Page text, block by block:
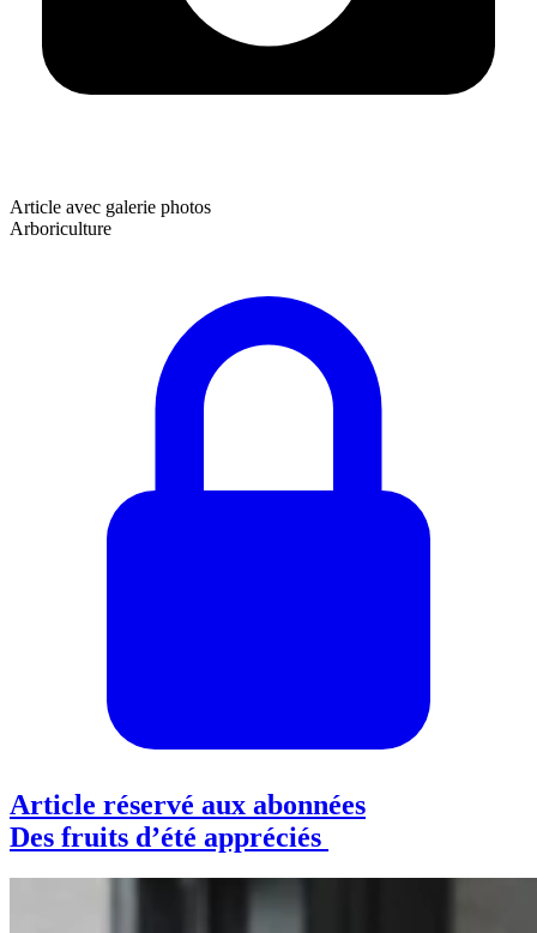
Article avec galerie photos
Arboriculture
Article réservé aux abonnées
Des fruits d’été appréciés